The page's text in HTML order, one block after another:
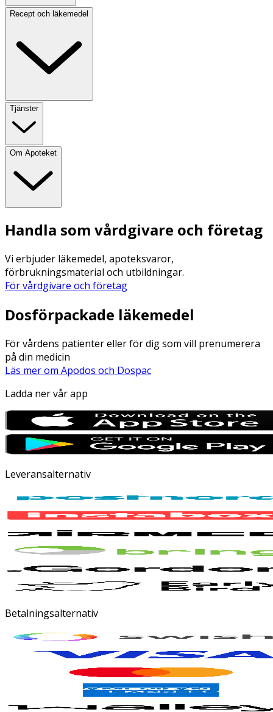
Recept och läkemedel
Tjänster
Om Apoteket
Handla som vårdgivare och företag
Vi erbjuder läkemedel, apoteksvaror,
förbrukningsmaterial och utbildningar.
För vårdgivare och företag
Dosförpackade läkemedel
För vårdens patienter eller för dig som vill prenumerera
på din medicin
Läs mer om Apodos och Dospac
Ladda ner vår app
Leveransalternativ
Betalningsalternativ